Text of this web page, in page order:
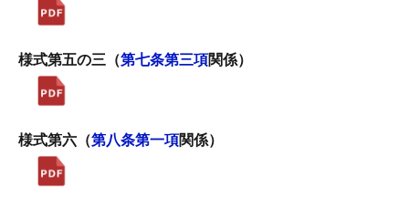
様式第五の三（第七条第三項関係）
様式第六（第八条第一項関係）